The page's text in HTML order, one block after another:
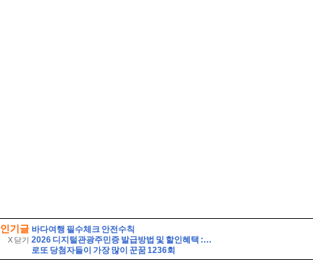
인기글
X 닫기
바다여행 필수체크 안전수칙
2026 디지털관광주민증 발급방법 및 할인혜택 :: 영동 가성비 여행 (영동 와인터널 및 레인보우 힐링센터 입장료 할인 등)
로또 당첨자들이 가장 많이 꾼꿈 1236회